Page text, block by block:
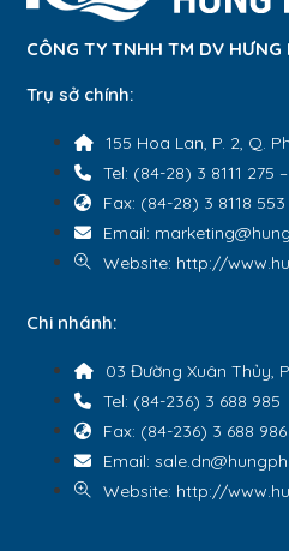
CÔNG TY TNHH TM DV HƯNG
Trụ sở chính:
155 Hoa Lan, P. 2, Q.
Tel: (84-28) 3 8111 275
Fax: (84-28) 3 8118 553
Email:
Website: http://
Chi nhánh:
03 Đường Xuân Thủy,
Tel: (84-236) 3 688 985
Fax: (84-236) 3 688 986
Email:
Website: http://